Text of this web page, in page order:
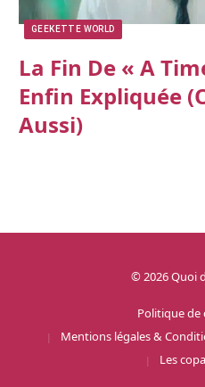
GEEKETTE WORLD
La Fin De « A
Enfin Expliquée
Aussi)
© 2026 Quoi
Politique
Mentions légales &
Les